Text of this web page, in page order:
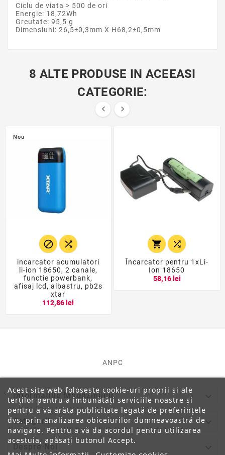
Ciclu de viata > 500 de ori
Energie: 18,72Wh
Greutate: 95,5 g
Dimensiuni: 26,5±0,3mm X H68,2±0,5mm
8 ALTE PRODUSE IN ACEEASI
CATEGORIE:
 
Nou
 
incarcator acumulatori
li-ion 18650, 2 canale,
functie powerbank,
afisaj lcd, albastru, pb2s
xtar
112,86 lei
 
Încarcator pentru 1xLi-
Ion 18650
58,16 lei
ANPC
Informatiile Magazinului
Categorii 
Despre Noi
Acest site web folosește cookie-uri proprii și ale
terților pentru a îmbunătăți serviciile noastre și
pentru a vă arăta publicitate legată de preferințele
dvs. prin analizarea obiceiurilor dumneavoastră de
navigare. Pentru a vă da acordul pentru utilizarea
acestuia, apăsați butonul Accept.